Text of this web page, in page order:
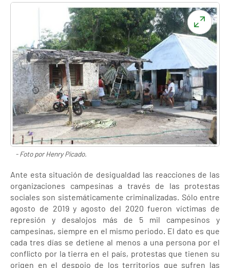
- Foto por Henry Picado.
Ante esta situación de desigualdad las reacciones de las
organizaciones campesinas a través de las protestas
sociales son sistemáticamente criminalizadas. Sólo entre
agosto de 2019 y agosto del 2020 fueron víctimas de
represión y desalojos más de 5 mil campesinos y
campesinas, siempre en el mismo periodo. El dato es que
cada tres días se detiene al menos a una persona por el
conflicto por la tierra en el país, protestas que tienen su
origen en el despojo de los territorios que sufren las